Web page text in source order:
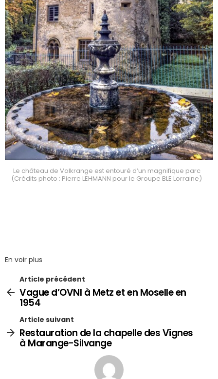
Le château de Volkrange est entouré d’un magnifique parc
(Crédits photo : Pierre LEHMANN pour le Groupe BLE Lorraine)
En voir plus
Article précédent
Vague d’OVNI à Metz et en Moselle en
1954
Article suivant
Restauration de la chapelle des Vignes
à Marange-Silvange